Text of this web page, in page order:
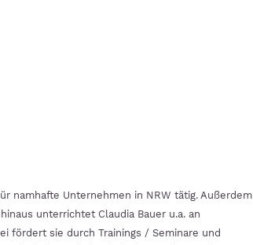
namhafte Unternehmen in NRW tätig. Außerdem
unterrichtet Claudia Bauer u.a. an
fördert sie durch Trainings / Seminare und